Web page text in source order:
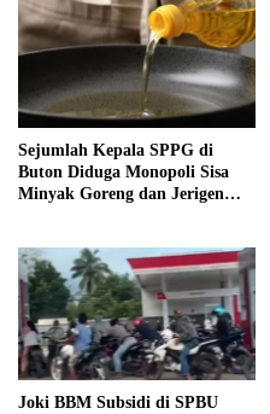
Sejumlah Kepala SPPG di
Buton Diduga Monopoli Sisa
Minyak Goreng dan Jerigen
Joki BBM Subsidi di SPBU